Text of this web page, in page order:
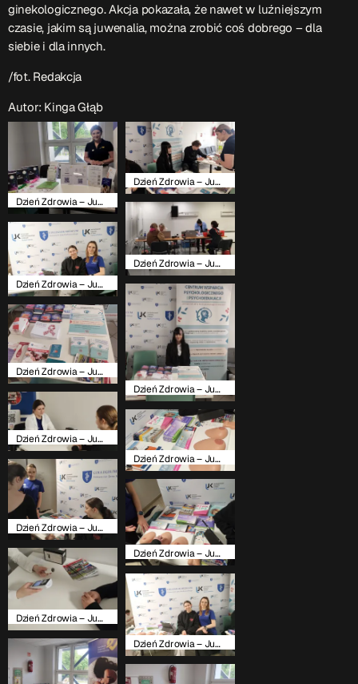
ginekologicznego. Akcja pokazała, że nawet w luźniejszym
czasie, jakim są juwenalia, można zrobić coś dobrego – dla
siebie i dla innych.
/fot. Redakcja
Autor: Kinga Głąb
Dzień Zdrowia – Juwanelia 2025
Dzień Zdrowia – Juwanelia 2025
Dzień Zdrowia – Juwanelia 2025
Dzień Zdrowia – Juwanelia 2025
Dzień Zdrowia – Juwanelia 2025
Dzień Zdrowia – Juwanelia 2025
Dzień Zdrowia – Juwanelia 2025
Dzień Zdrowia – Juwanelia 2025
Dzień Zdrowia – Juwanelia 2025
Dzień Zdrowia – Juwanelia 2025
Dzień Zdrowia – Juwanelia 2025
Dzień Zdrowia – Juwanelia 2025